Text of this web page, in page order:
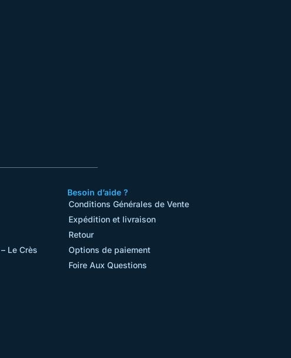
Le Crès
Besoin d’aide ?
Conditions Générales de Vente​
Expédition et livraison
Retour
Options de paiement
Foire Aux Questions